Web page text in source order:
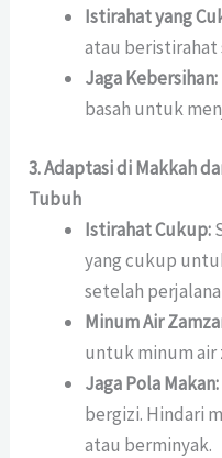
Istirahat yang
atau beristirahat
Jaga Kebersihan:
basah untuk
3. Adaptasi di Makkah
Tubuh
Istirahat Cukup:
yang cukup
setelah
Minum Air
untuk minum air
Jaga Pola Makan:
bergizi. Hindari
atau berminyak.